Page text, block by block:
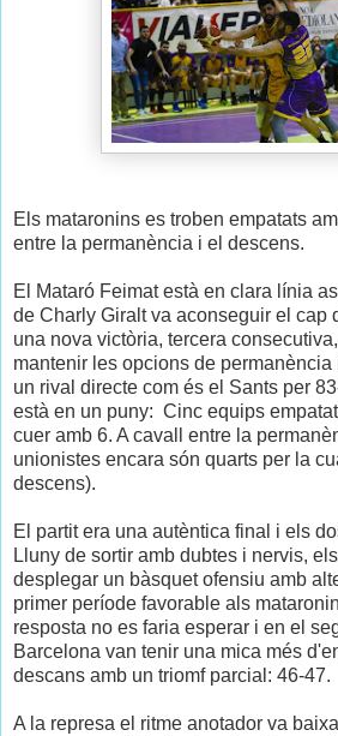
Els mataronins es troben empatats
entre la permanència i el descens.
El Mataró Feimat està en clara línia
de Charly Giralt va aconseguir el cap
una nova victòria, tercera
mantenir les opcions de permanència
un rival directe com és el Sants per
està en un puny: Cinc equips
cuer amb 6. A cavall entre la
unionistes encara són quarts per la
descens).
El partit era una autèntica final i els
Lluny de sortir amb dubtes i nervis,
desplegar un bàsquet ofensiu amb
primer període favorable als
resposta no es faria esperar i en el
Barcelona van tenir una mica més
descans amb un triomf parcial: 46-47.
A la represa el ritme anotador va